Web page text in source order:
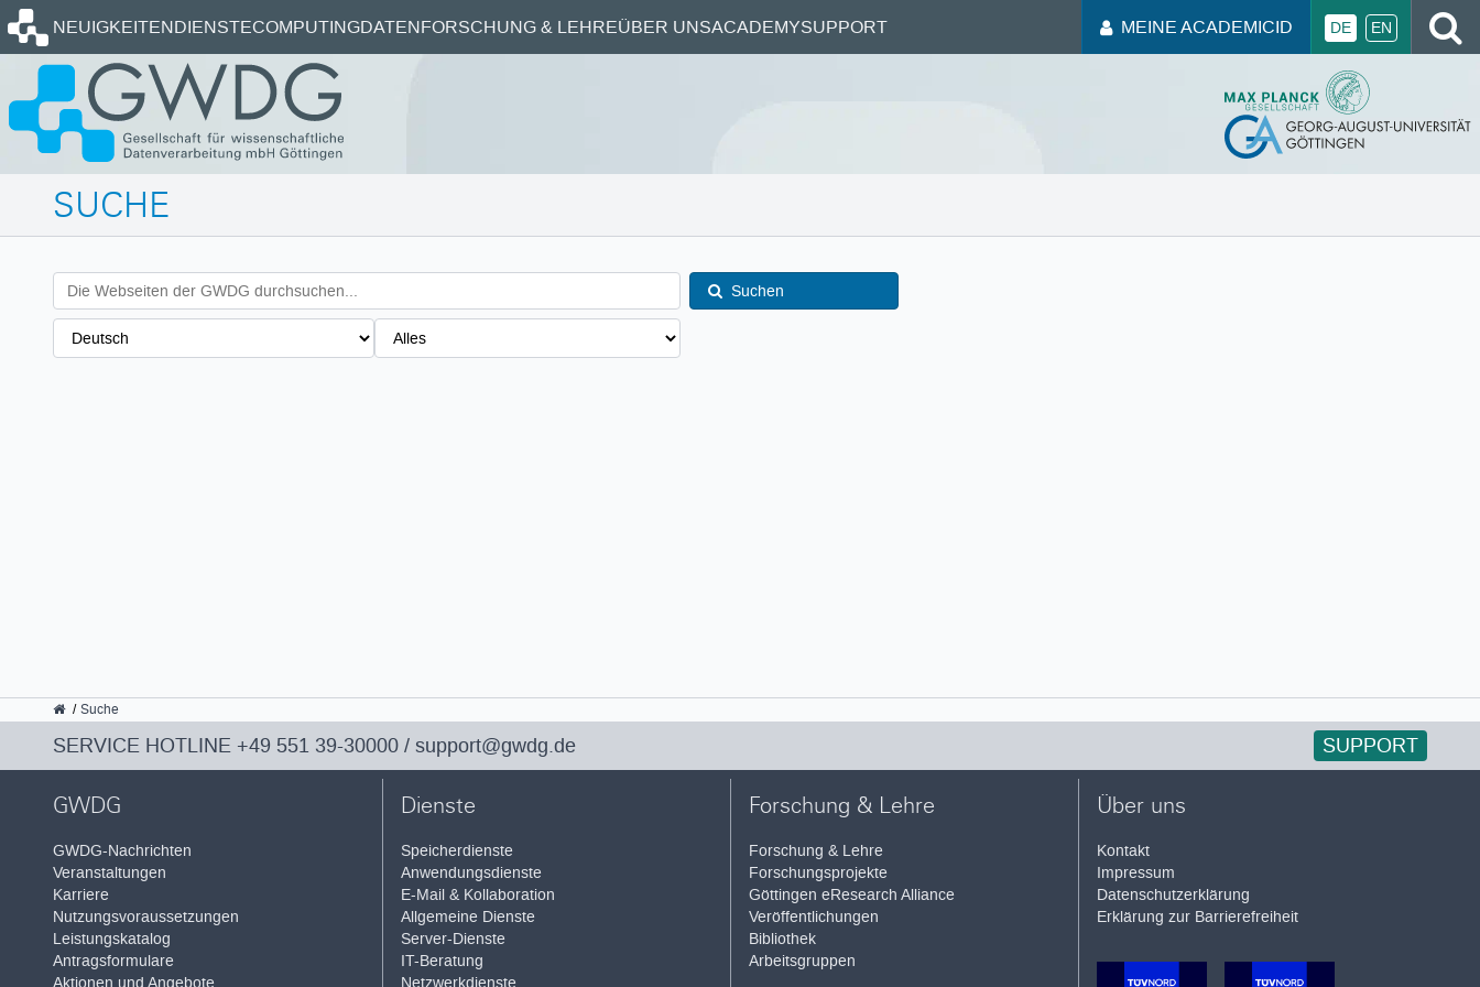
NEUIGKEITENDIENSTECOMPUTINGDATENFORSCHUNG & LEHREÜBER UNSACADEMYSUPPORT MEINE ACADEMICID DE EN
SUCHE
Suchbegriff
Sprache Typ
Suchen
GWDG
Suche
SERVICE HOTLINE +49 551 39-30000 / support@gwdg.de SUPPORT
GWDG
GWDG-Nachrichten
Veranstaltungen
Karriere
Nutzungsvoraussetzungen
Leistungskatalog
Antragsformulare
Aktionen und Angebote
Dienste
Speicherdienste
Anwendungsdienste
E-Mail & Kollaboration
Allgemeine Dienste
Server-Dienste
IT-Beratung
Netzwerkdienste
Forschung & Lehre
Forschung & Lehre
Forschungsprojekte
Göttingen eResearch Alliance
Veröffentlichungen
Bibliothek
Arbeitsgruppen
Über uns
Kontakt
Impressum
Datenschutzerklärung
Erklärung zur Barrierefreiheit